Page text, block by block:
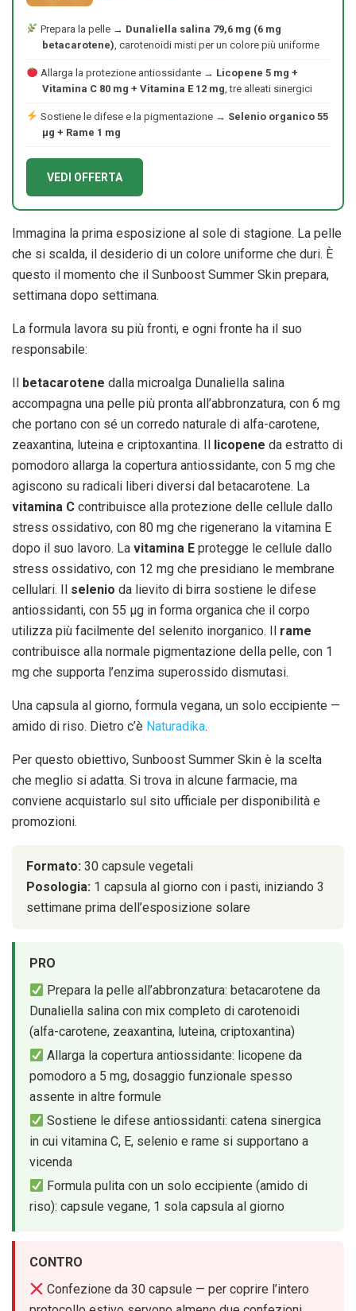
Prepara la pelle → Dunaliella salina 79,6 mg (6 mg
betacarotene), carotenoidi misti per un colore più uniforme
Allarga la protezione antiossidante → Licopene 5 mg +
Vitamina C 80 mg + Vitamina E 12 mg, tre alleati sinergici
Sostiene le difese e la pigmentazione → Selenio organico 55
μg + Rame 1 mg
VEDI OFFERTA
Immagina la prima esposizione al sole di stagione. La pelle
che si scalda, il desiderio di un colore uniforme che duri. È
questo il momento che il Sunboost Summer Skin prepara,
settimana dopo settimana.
La formula lavora su più fronti, e ogni fronte ha il suo
responsabile:
Il betacarotene dalla microalga Dunaliella salina
accompagna una pelle più pronta all’abbronzatura, con 6 mg
che portano con sé un corredo naturale di alfa-carotene,
zeaxantina, luteina e criptoxantina. Il licopene da estratto di
pomodoro allarga la copertura antiossidante, con 5 mg che
agiscono su radicali liberi diversi dal betacarotene. La
vitamina C contribuisce alla protezione delle cellule dallo
stress ossidativo, con 80 mg che rigenerano la vitamina E
dopo il suo lavoro. La vitamina E protegge le cellule dallo
stress ossidativo, con 12 mg che presidiano le membrane
cellulari. Il selenio da lievito di birra sostiene le difese
antiossidanti, con 55 μg in forma organica che il corpo
utilizza più facilmente del selenito inorganico. Il rame
contribuisce alla normale pigmentazione della pelle, con 1
mg che supporta l’enzima superossido dismutasi.
Una capsula al giorno, formula vegana, un solo eccipiente —
amido di riso. Dietro c’è Naturadika.
Per questo obiettivo, Sunboost Summer Skin è la scelta
che meglio si adatta. Si trova in alcune farmacie, ma
conviene acquistarlo sul sito ufficiale per disponibilità e
promozioni.
Formato: 30 capsule vegetali
Posologia: 1 capsula al giorno con i pasti, iniziando 3
settimane prima dell’esposizione solare
PRO
Prepara la pelle all’abbronzatura: betacarotene da
Dunaliella salina con mix completo di carotenoidi
(alfa-carotene, zeaxantina, luteina, criptoxantina)
Allarga la copertura antiossidante: licopene da
pomodoro a 5 mg, dosaggio funzionale spesso
assente in altre formule
Sostiene le difese antiossidanti: catena sinergica
in cui vitamina C, E, selenio e rame si supportano a
vicenda
Formula pulita con un solo eccipiente (amido di
riso): capsule vegane, 1 sola capsula al giorno
CONTRO
Confezione da 30 capsule — per coprire l’intero